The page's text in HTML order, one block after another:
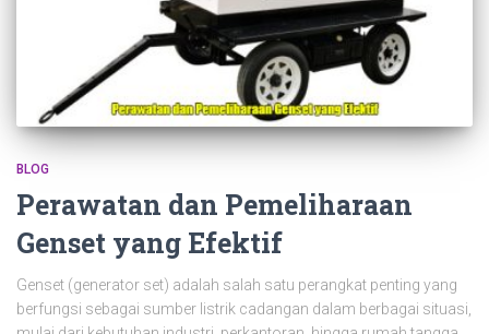
BLOG
Perawatan dan Pemeliharaan
Genset yang Efektif
Genset (generator set) adalah salah satu perangkat penting yang
berfungsi sebagai sumber listrik cadangan dalam berbagai situasi,